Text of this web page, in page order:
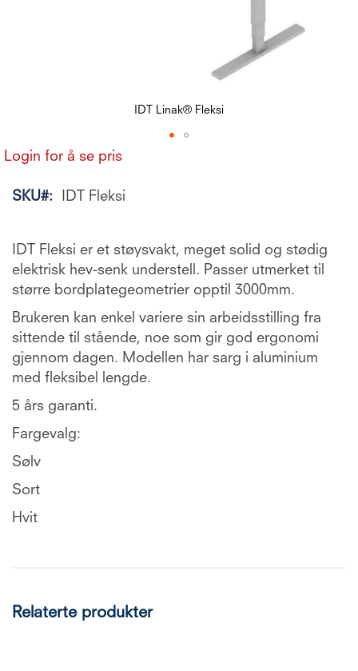
IDT Linak® Fleksi
Gå
begynnelsen
Login for å se pris
SKU IDT Fleksi
IDT Fleksi er et støysvakt, meget solid og stødig
elektrisk hev-senk understell. Passer utmerket til
større bordplategeometrier opptil 3000mm.
Brukeren kan enkel variere sin arbeidsstilling fra
sittende til stående, noe som gir god ergonomi
gjennom dagen. Modellen har sarg i aluminium
med fleksibel lengde.
5 års garanti.
Fargevalg:
Sølv
Sort
Hvit
Relaterte produkter